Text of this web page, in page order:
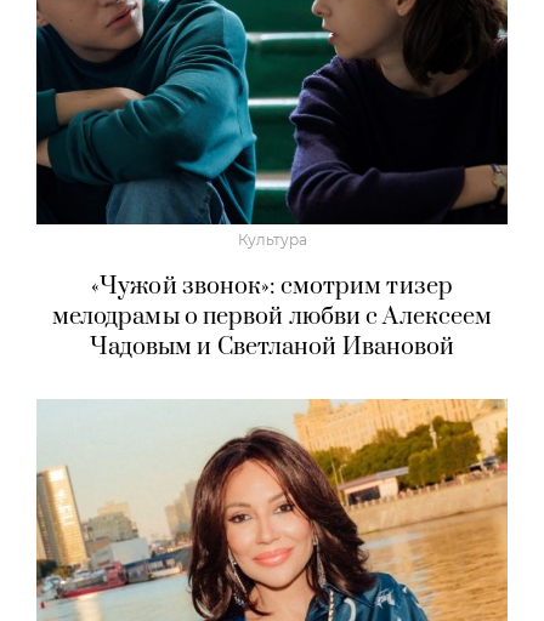
Культура
«Чужой звонок»: смотрим тизер
мелодрамы о первой любви с Алексеем
Чадовым и Светланой Ивановой